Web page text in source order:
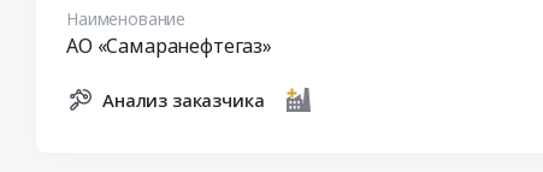
Наименование
АО «Самаранефтегаз»
Анализ заказчика